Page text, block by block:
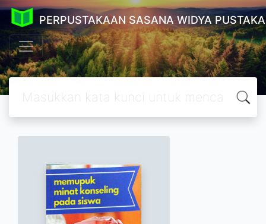
PERPUSTAKAAN SASANA WIDYA